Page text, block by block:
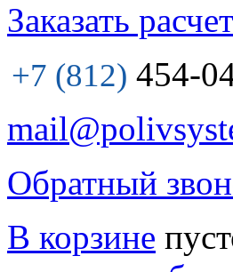
Заказать расчет
+7 (812) 454-
Обратный
В корзине